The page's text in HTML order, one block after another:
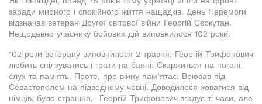
заради мирного і спокійного життя нащадків. День Перемоги
відзначає ветеран Другої світової війни Георгій Сєркутан.
Нещодавно учаснику бойових дій виповнилося 102 роки.
102 роки ветерану виповнилося 2 травня. Георгій Трифонович
любить спілкуватись і грати на баяні. Скаржиться на погані
слух та пам'ять. Проте, про війну пам’ятає. Воював під
Севастополем на підводному човні. Доводилося ховатися від
німців, було страшно,- Георгій Трифонович згадує ті часи, але